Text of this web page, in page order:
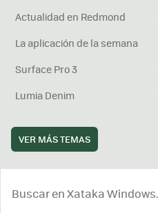
Actualidad en Redmond
La aplicación de la semana
Surface Pro 3
Lumia Denim
VER MÁS TEMAS